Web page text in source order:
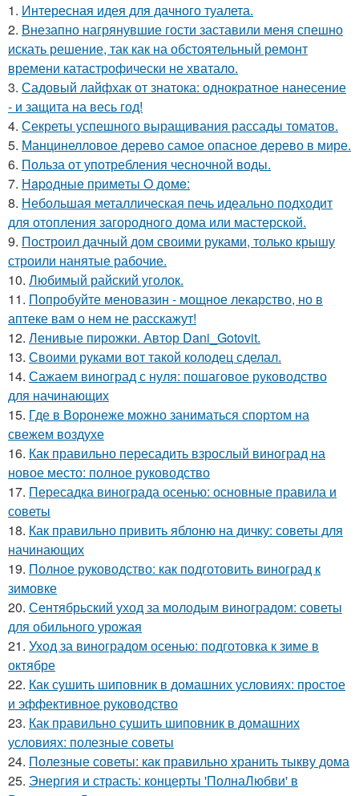
1. Интересная идея для дачного туалета.
2. Внезапно нагрянувшие гости заставили меня спешно
искать решение, так как на обстоятельный ремонт
времени катастрофически не хватало.
3. Садовый лайфхак от знатока: однократное нанесение
- и защита на весь год!
4. Секреты успешного выращивания рассады томатов.
5. Манцинелловое дерево самое опасное дерево в мире.
6. Польза от употребления чесночной воды.
7. Нapoдныe пpимeты O дoмe:
8. Небольшая металлическая печь идеально подходит
для отопления загородного дома или мастерской.
9. Построил дачный дом своими руками, только крышу
строили нанятые рабочие.
10. Любимый райский уголок.
11. Попробуйте меновазин - мощное лекарство, но в
аптеке вам о нем не расскажут!
12. Ленивые пирожки. Автор Dani_Gotovit.
13. Своими руками вот такой колодец сделал.
14. Сажаем виноград с нуля: пошаговое руководство
для начинающих
15. Где в Воронеже можно заниматься спортом на
свежем воздухе
16. Как правильно пересадить взрослый виноград на
новое место: полное руководство
17. Пересадка винограда осенью: основные правила и
советы
18. Как правильно привить яблоню на дичку: советы для
начинающих
19. Полное руководство: как подготовить виноград к
зимовке
20. Сентябрьский уход за молодым виноградом: советы
для обильного урожая
21. Уход за виноградом осенью: подготовка к зиме в
октябре
22. Как сушить шиповник в домашних условиях: простое
и эффективное руководство
23. Как правильно сушить шиповник в домашних
условиях: полезные советы
24. Полезные советы: как правильно хранить тыкву дома
25. Энергия и страсть: концерты 'ПолнаЛюбви' в